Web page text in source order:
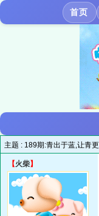
首页
主题 : 189期:青出于蓝,让青
【火柴】